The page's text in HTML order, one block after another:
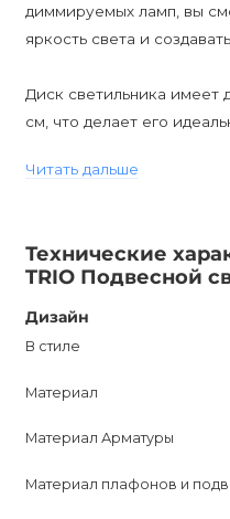
диммируемых ламп, вы
яркость света и
Диск светильника имеет
см, что делает его
использоваться только
универсальным и
типы ламп.
VILMO TRIO имеет
станет главным
Не откладывайте
Читать дальше
Технические
TRIO Подвесной
Дизайн
В стиле
Материал
Материал Арматуры
Материал плафонов и